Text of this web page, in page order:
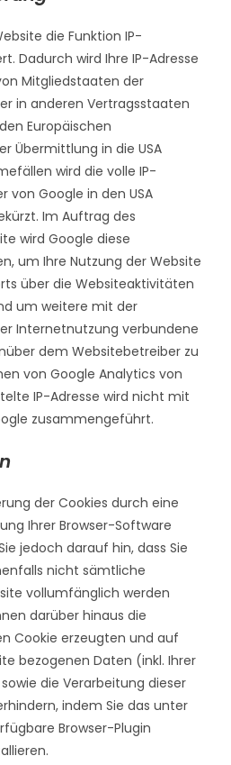
die Funktion IP-
Dadurch wird Ihre IP-Adresse
Mitgliedstaaten der
in anderen Vertragsstaaten
Europäischen
Übermittlung in die USA
wird die volle IP-
von Google in den USA
Im Auftrag des
wird Google diese
um Ihre Nutzung der Website
über die Websiteaktivitäten
um weitere mit der
Internetnutzung verbundene
dem Websitebetreiber zu
von Google Analytics von
IP-Adresse wird nicht mit
zusammengeführt.
der Cookies durch eine
Ihrer Browser-Software
jedoch darauf hin, dass Sie
nicht sämtliche
vollumfänglich werden
darüber hinaus die
Cookie erzeugten und auf
bezogenen Daten (inkl. Ihrer
die Verarbeitung dieser
indem Sie das unter
Browser-Plugin